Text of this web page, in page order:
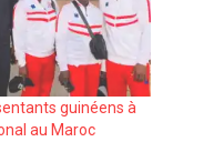
guinéens à
au Maroc